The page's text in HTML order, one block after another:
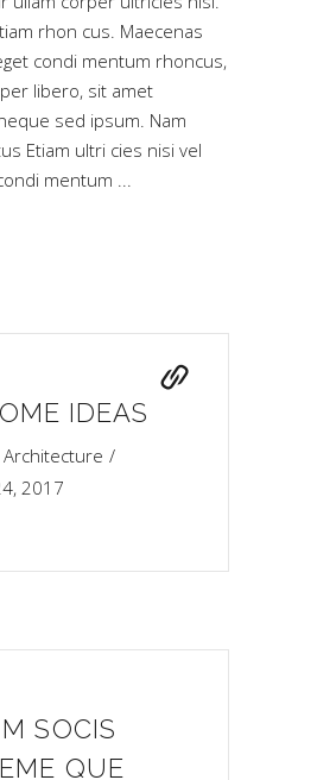
rhon cus. Maecenas
condi mentum rhoncus,
libero, sit amet
sed ipsum. Nam
Etiam ultri cies nisi vel
mentum
IDEAS
Architecture
2017
SOCIS
QUE